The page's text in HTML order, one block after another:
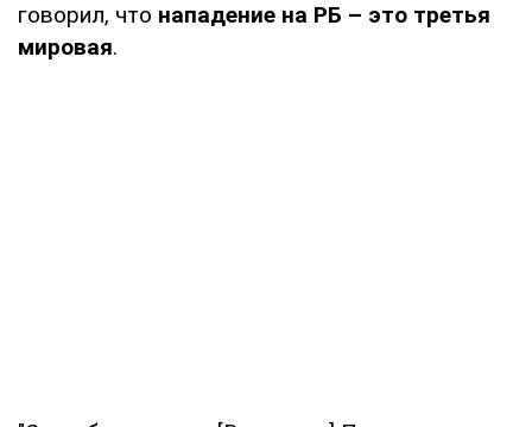
говорил, что нападение на РБ – это третья
мировая.